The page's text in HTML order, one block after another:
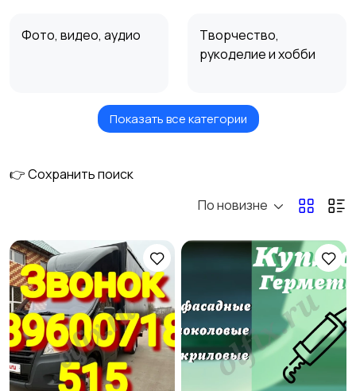
Фото, видео, аудио
Творчество,
рукоделие и хобби
Недвижимость
Ремонт и
техники
Услуги красоты Перевозки и курьеры
Показать все категории
👉 Сохранить поиск
По новизне